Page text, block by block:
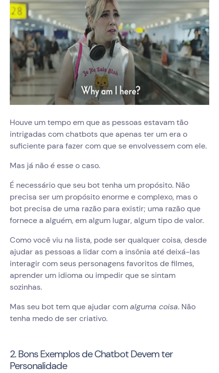
Houve um tempo em que as pessoas estavam tão
intrigadas com chatbots que apenas ter um era o
suficiente para fazer com que se envolvessem com ele.
Mas já não é esse o caso.
É necessário que seu bot tenha um propósito. Não
precisa ser um propósito enorme e complexo, mas o
bot precisa de uma razão para existir; uma razão que
fornece a alguém, em algum lugar, algum tipo de valor.
Como você viu na lista, pode ser qualquer coisa, desde
ajudar as pessoas a lidar com a insônia até deixá-las
interagir com seus personagens favoritos de filmes,
aprender um idioma ou impedir que se sintam
sozinhas.
Mas seu bot tem que ajudar comalguma coisa. Não
tenha medo de ser criativo.
2. Bons Exemplos de Chatbot Devem ter
Personalidade